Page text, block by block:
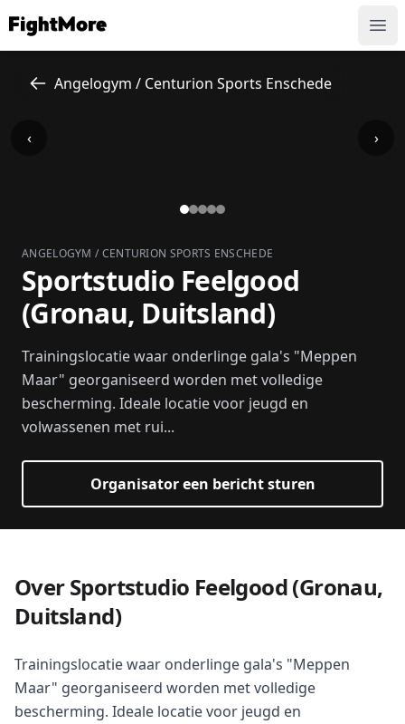
FightMore
Angelogym / Centurion Sports Enschede
‹ ›
ANGELOGYM / CENTURION SPORTS ENSCHEDE
Sportstudio Feelgood
(Gronau, Duitsland)
Trainingslocatie waar onderlinge gala's "Meppen
Maar" georganiseerd worden met volledige
bescherming. Ideale locatie voor jeugd en
volwassenen met rui...
Organisator een bericht sturen
Over Sportstudio Feelgood (Gronau,
Duitsland)
Trainingslocatie waar onderlinge gala's "Meppen
Maar" georganiseerd worden met volledige
bescherming. Ideale locatie voor jeugd en